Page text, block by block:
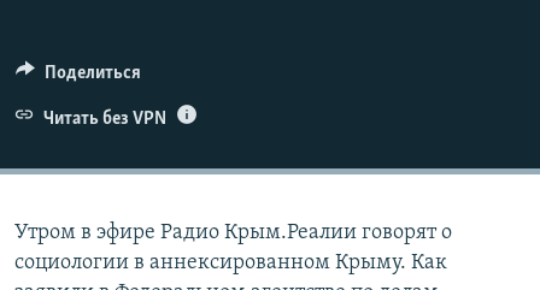
КРЫМ.НЕПОКОРЕННЫЙ
ELIFBE
Поделиться
Читать без VPN
Утром в эфире Радио Крым.Реалии говорят о
социологии в аннексированном Крыму. Как